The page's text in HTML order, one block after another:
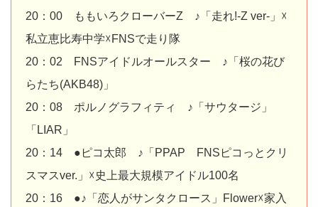
20：00 ももいろクローバーZ ♪「走れ!-Z ver-」☓
私立恵比寿中学☓FNSで走り隊
20：02 FNSアイドルオールスター ♪「桜の花び
らたち(AKB48)」
20：08 ポルノグラフィティ ♪「サウタージ」
「LIAR」
20：14 ●ピコ太郎 ♪「PPAP FNSピコっとクリ
スマスver.」☓史上最大規模アイドル100名
20：16 ●♪「恋人がサンタクロース」Flower☓家入